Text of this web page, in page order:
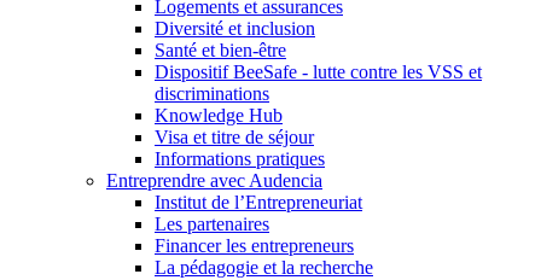
Logements et assurances
Diversité et inclusion
Santé et bien-être
Dispositif BeeSafe - lutte contre les VSS et
discriminations
Knowledge Hub
Visa et titre de séjour
Informations pratiques
Entreprendre avec Audencia
Institut de l’Entrepreneuriat
Les partenaires
Financer les entrepreneurs
La pédagogie et la recherche